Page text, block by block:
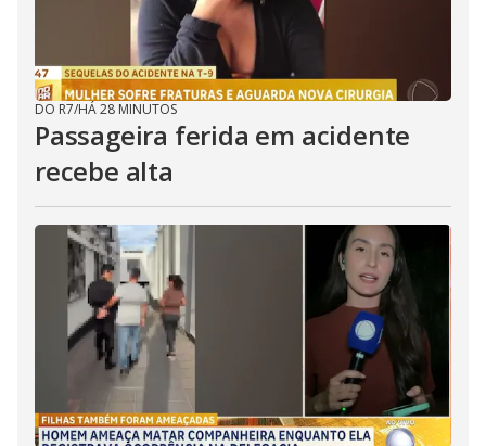
DO R7/HÁ 28 MINUTOS
Passageira ferida em acidente
recebe alta